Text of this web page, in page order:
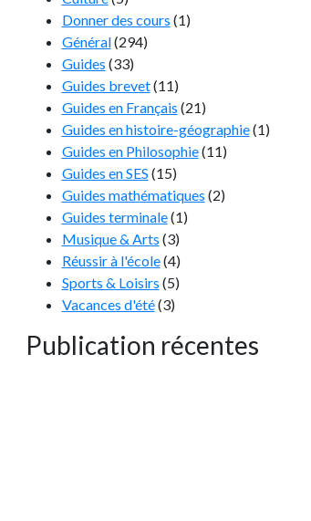
Donner des cours (1)
Général(294)
Guides (33)
Guides brevet(11)
Guides en Français (21)
Guides en histoire-géographie(1)
Guides en Philosophie(11)
Guides en SES (15)
Guides mathématiques (2)
Guides terminale(1)
Musique & Arts (3)
Réussir à l'école(4)
Sports & Loisirs (5)
Vacances d'été(3)
Publication récentes